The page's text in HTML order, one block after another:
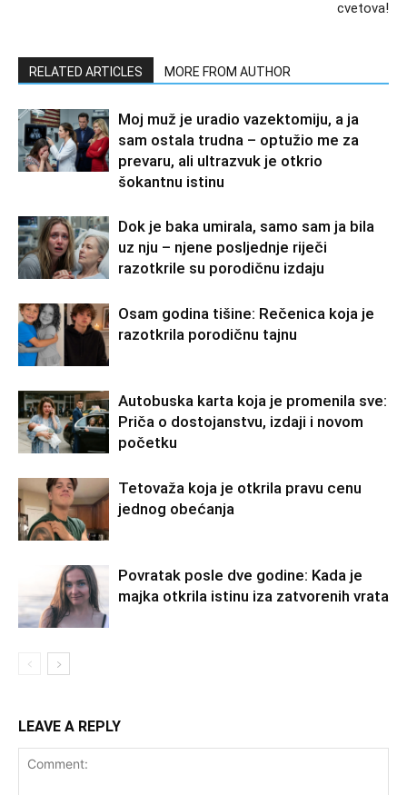
cvetova!
RELATED ARTICLES MORE FROM AUTHOR
Moj muž je uradio vazektomiju, a ja
sam ostala trudna – optužio me za
prevaru, ali ultrazvuk je otkrio
šokantnu istinu
Dok je baka umirala, samo sam ja bila
uz nju – njene posljednje riječi
razotkrile su porodičnu izdaju
Osam godina tišine: Rečenica koja je
razotkrila porodičnu tajnu
Autobuska karta koja je promenila sve:
Priča o dostojanstvu, izdaji i novom
početku
Tetovaža koja je otkrila pravu cenu
jednog obećanja
Povratak posle dve godine: Kada je
majka otkrila istinu iza zatvorenih vrata
LEAVE A REPLY